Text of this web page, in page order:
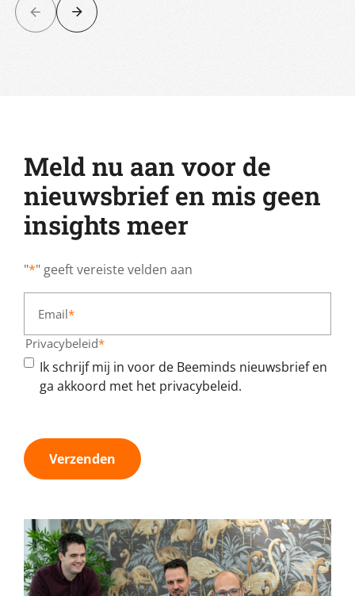
Meld nu aan voor de
nieuwsbrief en mis geen
insights meer
"*" geeft vereiste velden aan
Email*
Privacybeleid*
Ik schrijf mij in voor de Beeminds nieuwsbrief en
ga akkoord met het privacybeleid.
Verzenden